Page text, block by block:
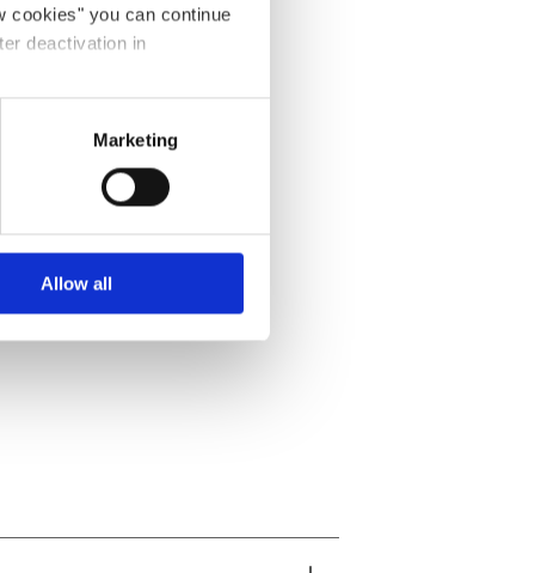
cookies" you can continue
deactivation in
Marketing
Allow all
Cuisine commune